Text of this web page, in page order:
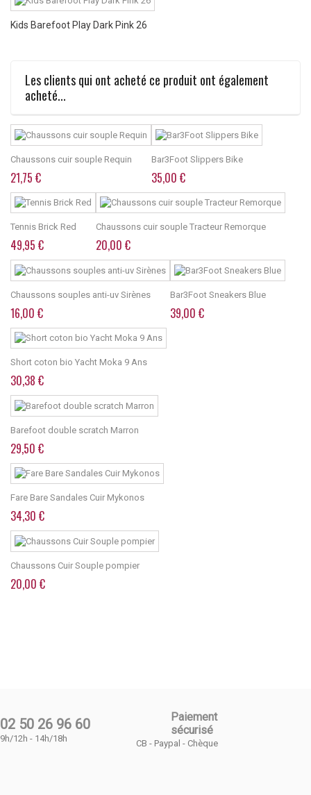
Kids Barefoot Play Dark Pink 26
Les clients qui ont acheté ce produit ont également
acheté...
Chaussons cuir souple Requin
21,75 €
Bar3Foot Slippers Bike
35,00 €
Tennis Brick Red
49,95 €
Chaussons cuir souple Tracteur Remorque
20,00 €
Chaussons souples anti-uv Sirènes
16,00 €
Bar3Foot Sneakers Blue
39,00 €
Short coton bio Yacht Moka 9 Ans
30,38 €
Barefoot double scratch Marron
29,50 €
Fare Bare Sandales Cuir Mykonos
34,30 €
Chaussons Cuir Souple pompier
20,00 €
02 50 26 96 60
9h/12h - 14h/18h
Paiement
sécurisé
CB - Paypal - Chèque